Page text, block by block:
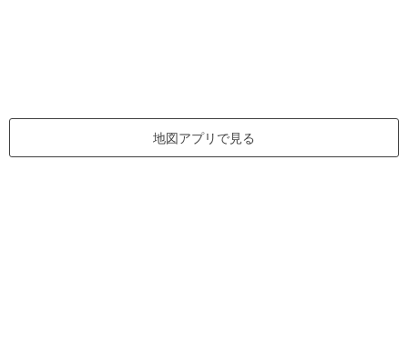
地図アプリで見る